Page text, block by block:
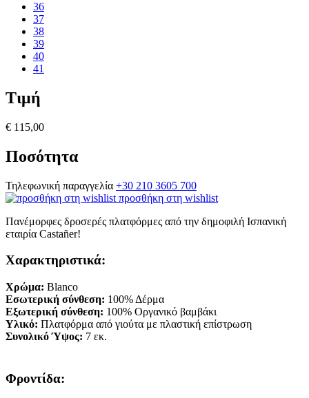
36
37
38
39
40
41
Τιμή
€ 115,00
Ποσότητα
Τηλεφωνική παραγγελία +30 210 3605 700
προσθήκη στη wishlist
Πανέμορφες δροσερές πλατφόρμες από την δημοφιλή Ισπανική
εταιρία Castañer!
Χαρακτηριστικά:
Χρώμα: Blanco
Εσωτερική σύνθεση: 100% Δέρμα
Εξωτερική σύνθεση: 100% Οργανικό βαμβάκι
Υλικό: Πλατφόρμα από γιούτα με πλαστική επίστρωση
Συνολικό Ύψος: 7 εκ.
Φροντίδα: